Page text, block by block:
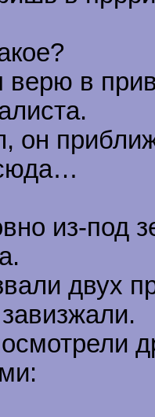
верю в
он
из-под
двух